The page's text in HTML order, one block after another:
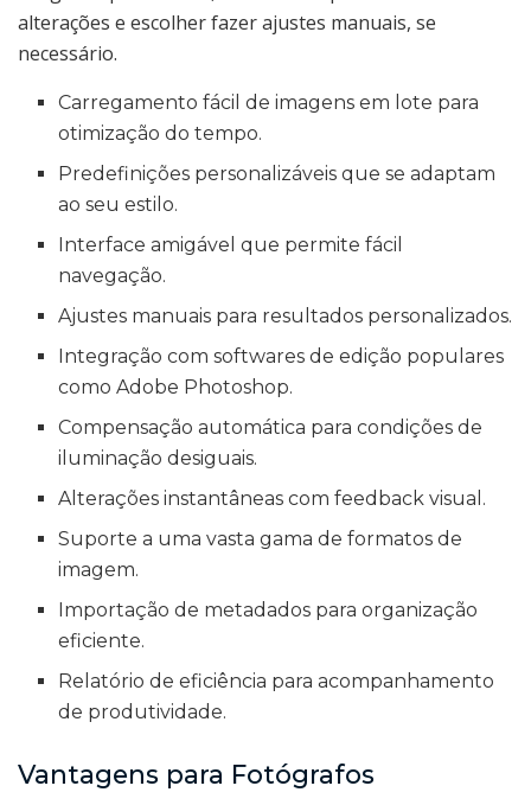
alterações e escolher fazer ajustes manuais, se
necessário.
Carregamento fácil de imagens em lote para
otimização do tempo.
Predefinições personalizáveis que se adaptam
ao seu estilo.
Interface amigável que permite fácil
navegação.
Ajustes manuais para resultados personalizados.
Integração com softwares de edição populares
como Adobe Photoshop.
Compensação automática para condições de
iluminação desiguais.
Alterações instantâneas com feedback visual.
Suporte a uma vasta gama de formatos de
imagem.
Importação de metadados para organização
eficiente.
Relatório de eficiência para acompanhamento
de produtividade.
Vantagens para Fotógrafos